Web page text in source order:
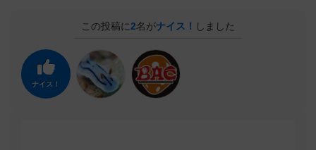
この投稿に2名がナイス！ しました
ナイス！